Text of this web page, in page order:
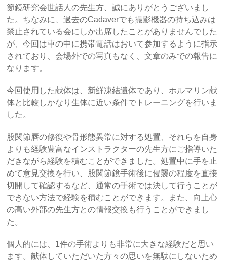
節鏡研究会世話人の先生方、誠にありがとうございまし
た。ちなみに、過去のCadaverでも撮影機器の持ち込みは
禁止されている会にしか出席したことがありませんでした
が、今回は車の中に携帯電話はおいて参加するように指示
されており、会場外での写真もなく、文章のみでの報告に
なります。
今回使用した献体は、新鮮凍結遺体であり、ホルマリン献
体と比較しかなり生体に近い条件でトレーニングを行いま
した。
股関節唇の修復や骨形態異常に対する処置、それらを自身
よりも経験豊富なインストラクターの先生方にご指導いた
だきながら経験を積むことができました。処置中に手を止
めて意見交換を行い、股関節鏡手術後に侵襲の程度を直接
切開して確認するなど、通常の手術では決して行うことが
できない方法で経験を積むことができます。また、向上心
の高い外部の先生方との情報交換も行うことができまし
た。
個人的には、1件の手術よりも非常に大きな経験だと思い
ます。献体していただいた方々の思いを無駄にしないため